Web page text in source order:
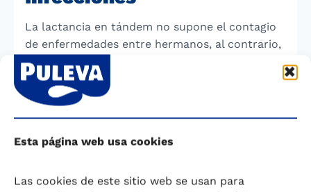
Esta página web usa cookies
Las cookies de este sitio web se usan para
La lactancia en tándem no supone el contagio
de enfermedades entre hermanos, al contrario,
es probable que la madre comparta la misma
inmunidad con sus hijos, consiguiendo que el
pequeño reciba defensas contra los virus o
hay porqué reservarle un pecho para él, pues
presentar síntomas.